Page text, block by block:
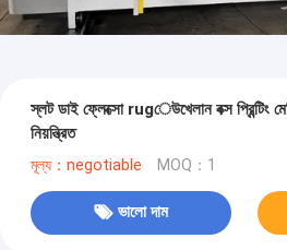
স্লট ডাই ফ্লেক্সো rugেউখেলান বক্স প্রিন্টিং
নিয়ন্ত্রিত
মূল্য：negotiable MOQ：1
ভালো দাম